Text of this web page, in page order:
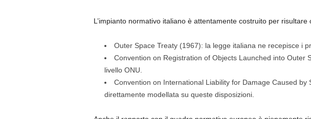
L’impianto normativo italiano è attentamente costruito per
Outer Space Treaty (1967): la legge italiana ne recepisce i
Convention on Registration of Objects Launched into
livello ONU.
Convention on International Liability for Damage Caused
direttamente modellata su queste disposizioni.